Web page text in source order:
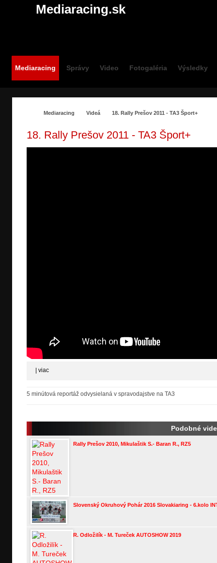
Mediaracing.sk
Mediaracing Správy Video Fotogaléria Výsledky
Mediaracing Videá 18. Rally Prešov 2011 - TA3 Šport+
18. Rally Prešov 2011 - TA3 Šport+
viac
5 minútová reportáž odvysielaná v spravodajstve na TA3
Podobné
Rally Prešov 2010, Mikulaštik S.- Baran R., RZ5
Slovenský Okruhový Pohár 2016 Slovakiaring - 6.kolo
R. Odložilík - M. Tureček AUTOSHOW 2019